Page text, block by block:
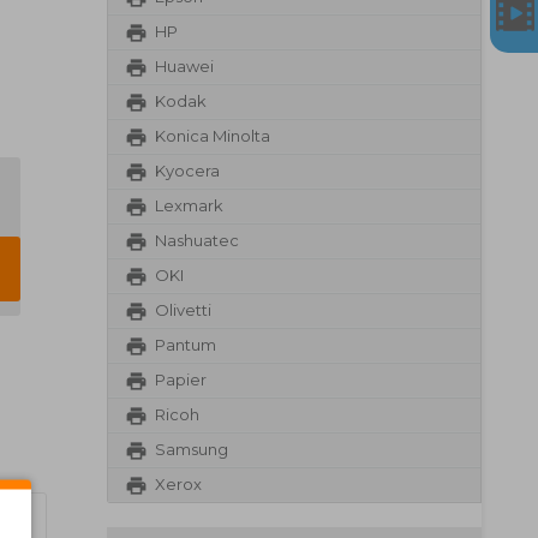
HP
Huawei
Kodak
Konica Minolta
Kyocera
Lexmark
Nashuatec
OKI
Olivetti
Pantum
Papier
Ricoh
Samsung
Xerox